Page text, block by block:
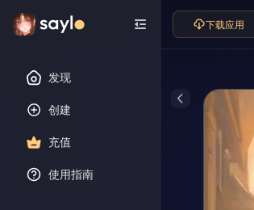
发现
创建
充值
使用指南
下载应用